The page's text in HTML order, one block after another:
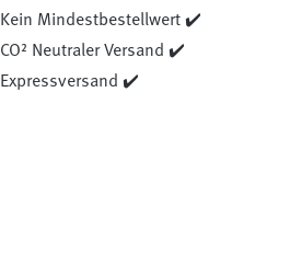
Kein Mindestbestellwert ✔️
CO² Neutraler Versand ✔️
Expressversand ✔️